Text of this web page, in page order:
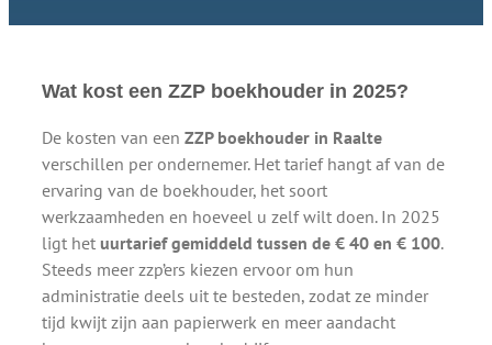
Wat kost een ZZP boekhouder in 2025?
De kosten van een ZZP boekhouder in Raalte
verschillen per ondernemer. Het tarief hangt af van de
ervaring van de boekhouder, het soort
werkzaamheden en hoeveel u zelf wilt doen. In 2025
ligt het uurtarief gemiddeld tussen de € 40 en € 100.
Steeds meer zzp’ers kiezen ervoor om hun
administratie deels uit te besteden, zodat ze minder
tijd kwijt zijn aan papierwerk en meer aandacht